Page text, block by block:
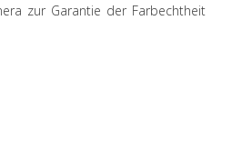
zur Garantie der Farbechtheit